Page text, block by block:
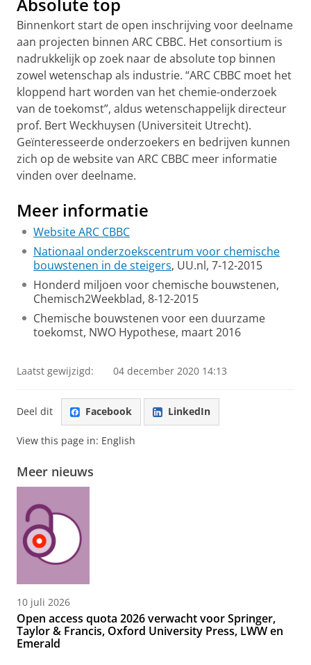
Binnenkort start de open inschrijving voor deelname
aan projecten binnen ARC CBBC. Het consortium is
nadrukkelijk op zoek naar de absolute top binnen
zowel wetenschap als industrie. “ARC CBBC moet het
kloppend hart worden van het chemie-onderzoek
van de toekomst”, aldus wetenschappelijk directeur
prof. Bert Weckhuysen (Universiteit Utrecht).
Geïnteresseerde onderzoekers en bedrijven kunnen
zich op de website van ARC CBBC meer informatie
vinden over deelname.
Meer informatie
Website ARC CBBC
Nationaal onderzoekscentrum voor chemische
bouwstenen in de steigers, UU.nl, 7-12-2015
Honderd miljoen voor chemische bouwstenen,
Chemisch2Weekblad, 8-12-2015
Chemische bouwstenen voor een duurzame
toekomst, NWO Hypothese, maart 2016
Laatst gewijzigd: 04 december 2020 14:13
Deel dit Facebook LinkedIn
View this page in: English
Meer nieuws
10 juli 2026
Open access quota 2026 verwacht voor Springer,
Taylor & Francis, Oxford University Press, LWW en
Emerald